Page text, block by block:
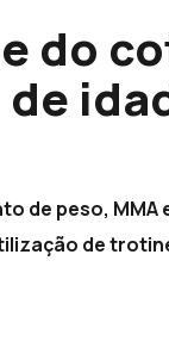
do
de peso, MMA
de